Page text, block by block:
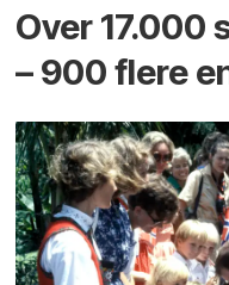
Over 17.000
– 900 flere